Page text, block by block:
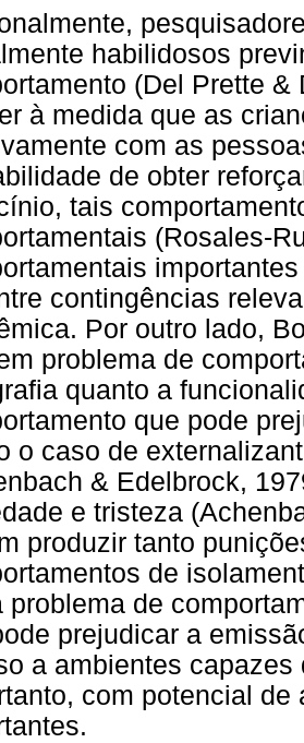
habilidosos
(Del Prette &
à medida que as
com as
de obter
tais
(Rosales-
contingências
Por outro lado,
problema de
quanto a
que pode
o caso de
& Edelbrock,
e tristeza
produzir tanto
de
problema de
prejudicar a
a ambientes
com potencial